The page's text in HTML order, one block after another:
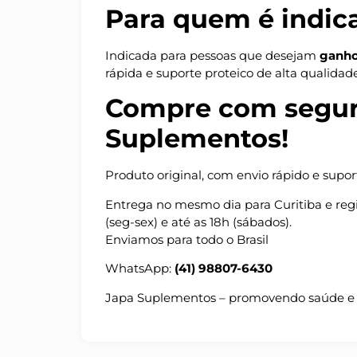
Para quem é
Indicada para pessoas que desejam
rápida e suporte proteico de alta
Compre com
Suplementos!
Produto original, com envio rápido e
Entrega no mesmo dia para Curitiba e
(seg-sex) e até as 18h (sábados).
Enviamos para todo o Brasil
WhatsApp: (41) 98807-6430
Japa Suplementos – promovendo saúde